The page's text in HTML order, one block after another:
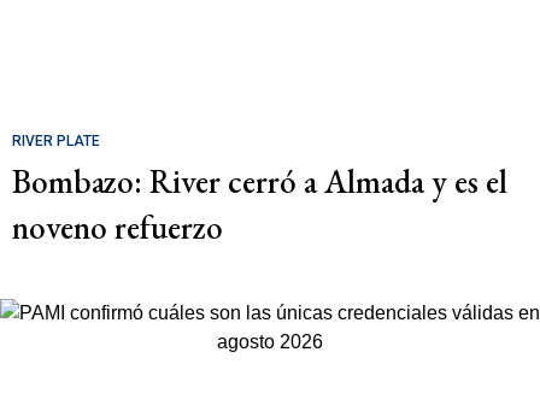
RIVER PLATE
Bombazo: River cerró a Almada y es el
noveno refuerzo